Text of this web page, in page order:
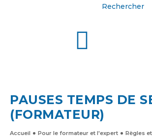
Rechercher
PAUSES TEMPS DE
(FORMATEUR)
Accueil Pour le formateur et l'expert
Règles